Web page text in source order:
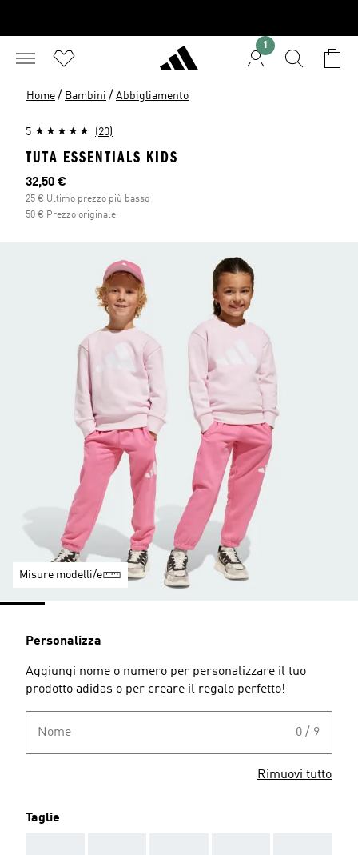
1
Home / Bambini / Abbigliamento
5 (20)
TUTA ESSENTIALS KIDS
Prezzo attuale
32,50 €
25 € Ultimo prezzo più basso
50 € Prezzo originale
Misure modelli/e
Personalizza
Aggiungi nome o numero per personalizzare il tuo
prodotto adidas o per creare il regalo perfetto!
Nome 0 / 9
Rimuovi tutto
Taglie